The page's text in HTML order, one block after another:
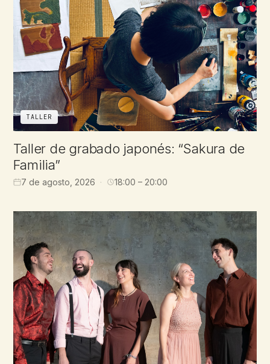
TALLER
Taller de grabado japonés: “Sakura de
Familia”
7 de agosto, 2026 18:00 – 20:00